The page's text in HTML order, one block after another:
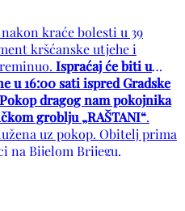
kraće bolesti u 39
kršćanske utjehe i
Ispraćaj će biti u
u 16:00 sati ispred Gradske
dragog nam pokojnika
groblju „RAŠTANI“.
uz pokop. Obitelj prima
na Bijelom Brijegu.